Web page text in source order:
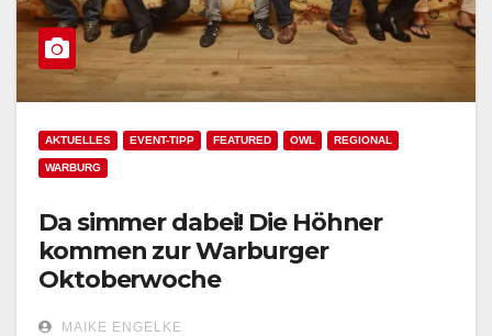
AKTUELLES EVENT-TIPP FEATURED OWL REGIONAL
WARBURG
Da simmer dabei! Die Höhner
kommen zur Warburger
Oktoberwoche
MAIKE ENGELKE